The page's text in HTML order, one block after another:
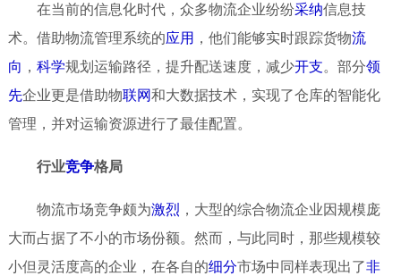
在当前的信息化时代，众多物流企业纷纷采纳信息技
术。借助物流管理系统的应用 ，他们能够实时跟踪货物流
向 ， 科学规划运输路径，提升配送速度，减少开支。部分领
先企业更是借助物联网和大数据技术，实现了仓库的智能化
管理，并对运输资源进行了最佳配置。
行业竞争格局
物流市场竞争颇为激烈 ，大型的综合物流企业因规模庞
大而占据了不小的市场份额。然而，与此同时，那些规模较
小但灵活度高的企业，在各自的细分市场中同样表现出了非